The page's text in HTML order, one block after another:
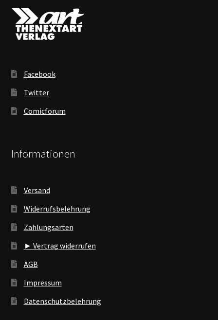
Facebook
Twitter
Comicforum
Informationen
Versand
Widerrufsbelehrung
Zahlungsarten
► Vertrag widerrufen
AGB
Impressum
Datenschutzbelehrung